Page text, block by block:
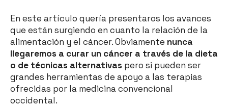
En este artículo quería presentaros los avances
que están surgiendo en cuanto la relación de la
alimentación y el cáncer. Obviamente nunca
llegaremos a curar un cáncer a través de la dieta
o de técnicas alternativas pero si pueden ser
grandes herramientas de apoyo a las terapias
ofrecidas por la medicina convencional
occidental.